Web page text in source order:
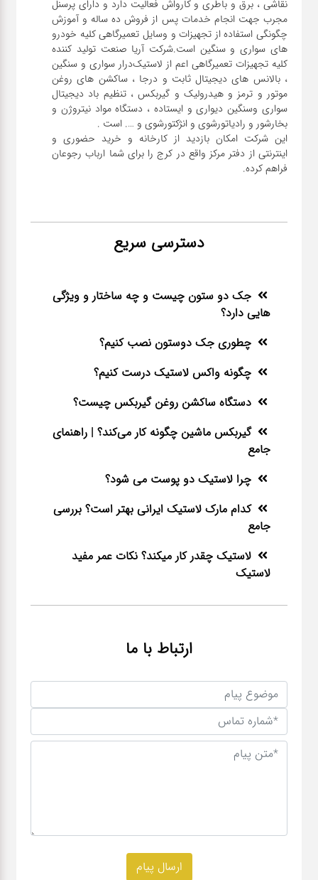
نقاشی ، برق و باطری و کارواش فعالیت دارد و دارای پرسنل
مجرب جهت انجام خدمات پس از فروش ده ساله و آموزش
چگونگی استفاده از تجهیزات و وسایل تعمیرگاهی کلیه خودرو
های سواری و سنگین است.شرکت آریا صنعت تولید کننده
کلیه تجهیزات تعمیرگاهی اعم از لاستیک‌درار سواری و ‌سنگین
، بالانس های دیجیتال ثابت و درجا ، ساکشن های روغن
موتور و ترمز و هیدرولیک و گیربکس ، تنظیم باد دیجیتال
سواری و‌سنگین دیواری و ایستاده ، دستگاه مواد نیتروژن و
این شرکت امکان بازدید از کارخانه و خرید حضوری و
اینترنتی از دفتر مرکز واقع در کرج را برای شما ارباب رجوعان
فراهم کرده.
دسترسی سریع
جک دو ستون چیست و چه ساختار و ویژگی
هایی دارد؟
چطوری جک دوستون نصب کنیم؟
چگونه واکس لاستیک درست کنیم؟
دستگاه ساکشن روغن گیربکس چیست؟
گیربکس ماشین چگونه کار می‌کند؟ | راهنمای
جامع
چرا لاستیک دو پوست می شود؟
کدام مارک لاستیک ایرانی بهتر است؟ بررسی
جامع
لاستیک چقدر کار میکند؟ نکات عمر مفید
لاستیک
ارتباط با ما